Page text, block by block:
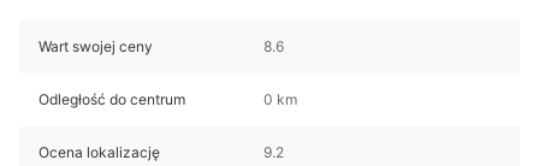
Wart swojej ceny 8.6
Odległość do centrum 0 km
Ocena lokalizację 9.2